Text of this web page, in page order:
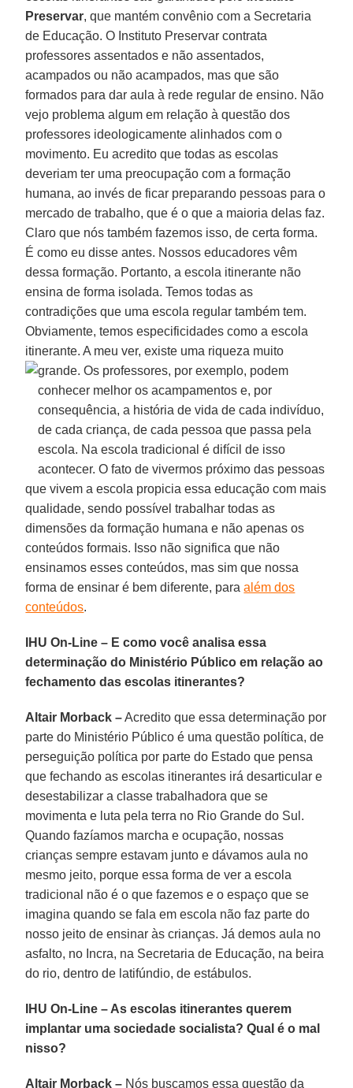
Preservar, que mantém convênio com a Secretaria
de Educação. O Instituto Preservar contrata
professores assentados e não assentados,
acampados ou não acampados, mas que são
formados para dar aula à rede regular de ensino. Não
vejo problema algum em relação à questão dos
professores ideologicamente alinhados com o
movimento. Eu acredito que todas as escolas
deveriam ter uma preocupação com a formação
humana, ao invés de ficar preparando pessoas para o
mercado de trabalho, que é o que a maioria delas faz.
Claro que nós também fazemos isso, de certa forma.
É como eu disse antes. Nossos educadores vêm
dessa formação. Portanto, a escola itinerante não
ensina de forma isolada. Temos todas as
contradições que uma escola regular também tem.
Obviamente, temos especificidades como a escola
itinerante. A meu ver, existe uma riqueza muito
grande. Os professores, por exemplo, podem
conhecer melhor os acampamentos e, por
consequência, a história de vida de cada indivíduo,
de cada criança, de cada pessoa que passa pela
escola. Na escola tradicional é difícil de isso
acontecer. O fato de vivermos próximo das pessoas
que vivem a escola propicia essa educação com mais
qualidade, sendo possível trabalhar todas as
dimensões da formação humana e não apenas os
conteúdos formais. Isso não significa que não
ensinamos esses conteúdos, mas sim que nossa
forma de ensinar é bem diferente, paraalém dos
conteúdos.
IHU On-Line – E como você analisa essa
determinação do Ministério Público em relação ao
fechamento das escolas itinerantes?
Altair Morback –Acredito que essa determinação por
parte do Ministério Público é uma questão política, de
perseguição política por parte do Estado que pensa
que fechando as escolas itinerantes irá desarticular e
desestabilizar a classe trabalhadora que se
movimenta e luta pela terra no Rio Grande do Sul.
Quando fazíamos marcha e ocupação, nossas
crianças sempre estavam junto e dávamos aula no
mesmo jeito, porque essa forma de ver a escola
tradicional não é o que fazemos e o espaço que se
imagina quando se fala em escola não faz parte do
nosso jeito de ensinar às crianças. Já demos aula no
asfalto, no Incra, na Secretaria de Educação, na beira
do rio, dentro de latifúndio, de estábulos.
IHU On-Line – As escolas itinerantes querem
implantar uma sociedade socialista? Qual é o mal
nisso?
Altair Morback – Nós buscamos essa questão da